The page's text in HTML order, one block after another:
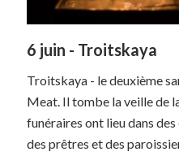
6 juin - Troitskaya
Troitskaya - le deuxième
Meat. Il tombe la veille de
funéraires ont lieu dans
des prêtres et des